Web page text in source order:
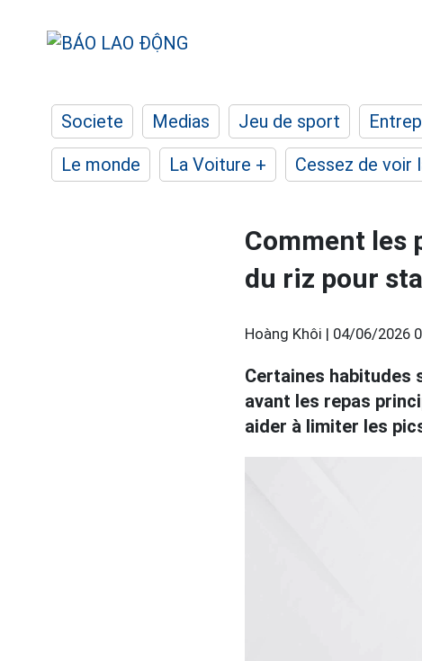
Societe Medias Jeu de sport
Le monde
La Voiture + Cessez de voir
Comment les
du riz pour
Hoàng Khôi | 04/06/2026
Certaines habitudes
avant les repas
aider à limiter les